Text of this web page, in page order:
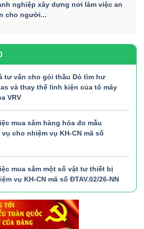
nghiệp xây dựng nơi làm việc an
cho người...
tư vấn cho gói thầu Dò tìm hư
và thay thế linh kiện của tổ máy
VRV
mua sắm hàng hóa đo mẫu
cho nhiệm vụ KH-CN mã số
mua sắm một số vật tư thiết bị
vụ KH-CN mã số ĐTAV.02/26-NN